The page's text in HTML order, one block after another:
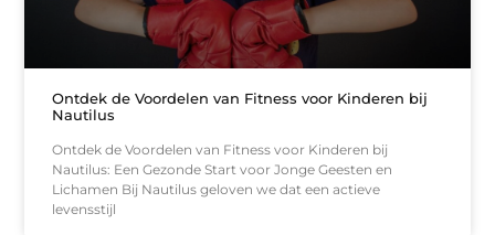
Ontdek de Voordelen van Fitness voor Kinderen bij
Nautilus
Ontdek de Voordelen van Fitness voor Kinderen bij
Nautilus: Een Gezonde Start voor Jonge Geesten en
Lichamen Bij Nautilus geloven we dat een actieve
levensstijl